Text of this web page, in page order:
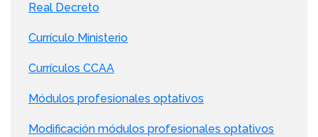
Real Decreto
Currículo Ministerio
Currículos CCAA
Módulos profesionales optativos
Modificación módulos profesionales optativos